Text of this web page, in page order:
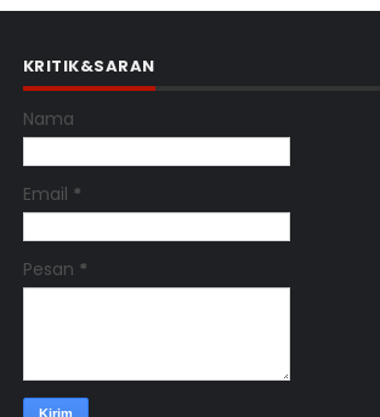
KRITIK&SARAN
Nama
Email *
Pesan *